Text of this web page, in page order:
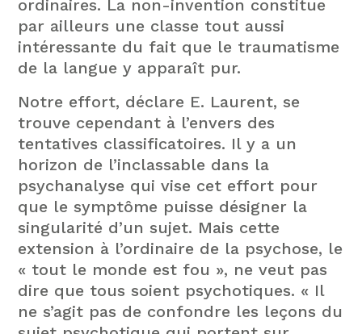
ordinaires. La non-invention constitue
par ailleurs une classe tout aussi
intéressante du fait que le traumatisme
de la langue y apparaît pur.
Notre effort, déclare E. Laurent, se
trouve cependant à l’envers des
tentatives classificatoires. Il y a un
horizon de l’inclassable dans la
psychanalyse qui vise cet effort pour
que le symptôme puisse désigner la
singularité d’un sujet. Mais cette
extension à l’ordinaire de la psychose, le
« tout le monde est fou », ne veut pas
dire que tous soient psychotiques. « Il
ne s’agit pas de confondre les leçons du